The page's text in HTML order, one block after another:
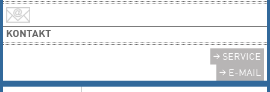
KONTAKT
SERVICE
E-MAIL